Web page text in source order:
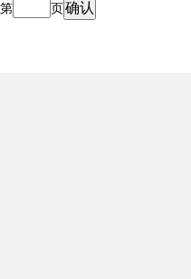
页